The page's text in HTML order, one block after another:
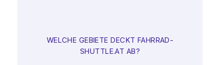
WELCHE GEBIETE DECKT FAHRRAD-
SHUTTLE.AT AB?